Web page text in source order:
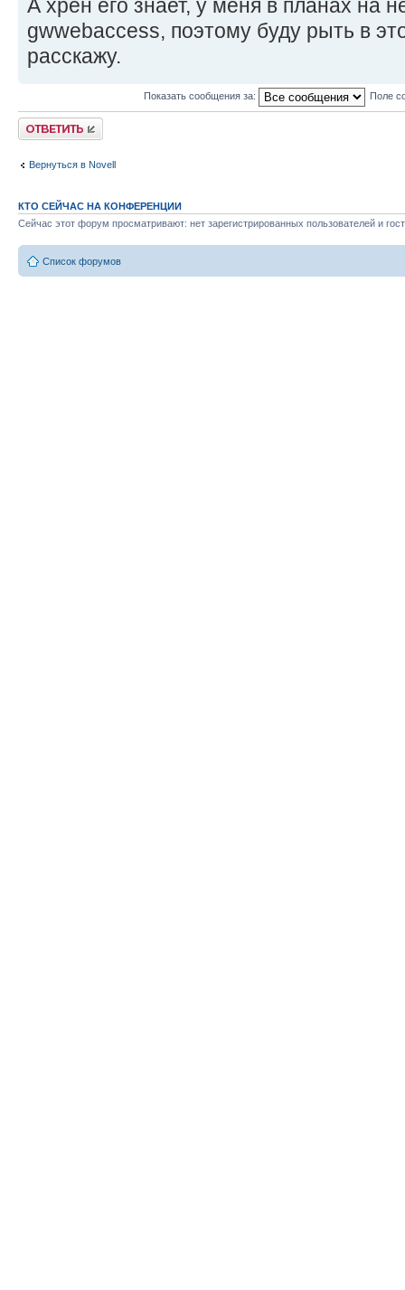
А хрен его знает, у меня в планах на
gwwebaccess, поэтому буду рыть в
расскажу.
Показать сообщения за: Поле
Ответить
Вернуться в Novell
КТО СЕЙЧАС НА КОНФЕРЕНЦИИ
Сейчас этот форум просматривают: нет зарегистрированных пользователей и
Список форумов